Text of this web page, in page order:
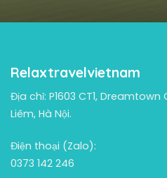
Relaxtravelvietnam
Địa chỉ: P1603 CT1,
Liêm, Hà Nội.
Điện thoại (Zalo):
0373 142 246